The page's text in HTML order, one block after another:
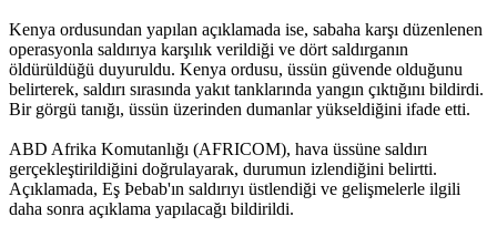
Kenya ordusundan yapılan açıklamada ise, sabaha karşı düzenlenen
operasyonla saldırıya karşılık verildiği ve dört saldırganın
öldürüldüğü duyuruldu. Kenya ordusu, üssün güvende olduğunu
belirterek, saldırı sırasında yakıt tanklarında yangın çıktığını bildirdi.
Bir görgü tanığı, üssün üzerinden dumanlar yükseldiğini ifade etti.
ABD Afrika Komutanlığı (AFRICOM), hava üssüne saldırı
gerçekleştirildiğini doğrulayarak, durumun izlendiğini belirtti.
Açıklamada, Eş Þebab'ın saldırıyı üstlendiği ve gelişmelerle ilgili
daha sonra açıklama yapılacağı bildirildi.